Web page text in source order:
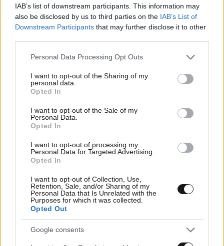
IAB’s list of downstream participants. This information may
also be disclosed by us to third parties on the IAB’s List of
Downstream Participants that may further disclose it to other
Please note that this website/app uses one or more Google
not limited to your visit or usage behaviour. You may click to
grant or deny consent to Google and its third-party tags to
use your data for below specified purposes in below Google
consent section.
Personal Data Processing Opt Outs
I want to opt-out of the Sharing of my
personal data.
Opted In
I want to opt-out of the Sale of my
Personal Data.
Opted In
I want to opt-out of processing my
Personal Data for Targeted Advertising.
Opted In
I want to opt-out of Collection, Use,
Retention, Sale, and/or Sharing of my
Personal Data that Is Unrelated with the
Purposes for which it was collected.
Opted Out
Google consents
05·08·2026 21:24
«Κάηκε το σπίτι μας στην Ελλάδα λίγο πριν
μετακομίσουμε»: Απαρηγόρητη η οικογένεια
από τη Βρετανία που είδε το όνειρο ζωής να